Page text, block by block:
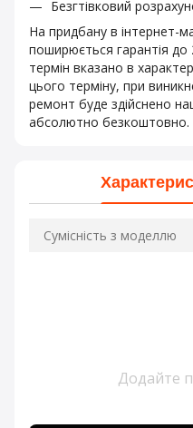
Безгтівковий
На придбану в інтернет-
поширюється гарантія до
термін вказано в
цього терміну, при
ремонт буде здійснено
абсолютно безкоштовно.
Сумісність з моделлю
Додайте